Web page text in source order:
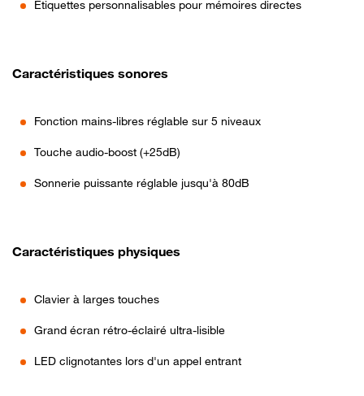
Étiquettes personnalisables pour mémoires directes
Caractéristiques sonores
Fonction mains-libres réglable sur 5 niveaux
Touche audio-boost (+25dB)
Sonnerie puissante réglable jusqu'à 80dB
Caractéristiques physiques
Clavier à larges touches
Grand écran rétro-éclairé ultra-lisible
LED clignotantes lors d'un appel entrant